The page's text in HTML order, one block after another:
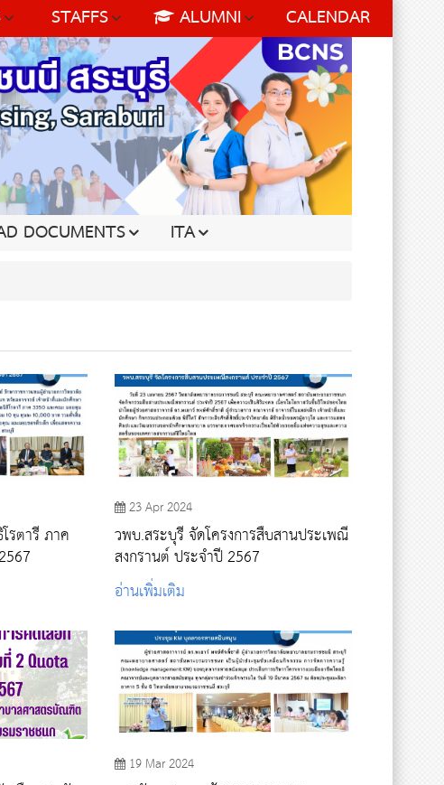
STAFFS ALUMNI CALENDAR
DOCUMENTS ITA
รตารี ภาค
23 Apr 2024
วพบ.สระบุรี จัดโครงการสืบสานประเพณี
สงกรานต์ ประจำปี 2567
อ่านเพิ่มเติม
19 Mar 2024